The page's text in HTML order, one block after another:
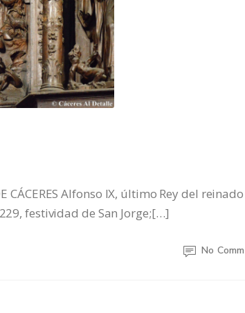
CÁCERES Alfonso IX, último Rey del
festividad de San Jorge;[…]
No